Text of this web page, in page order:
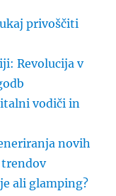
privoščiti
Revolucija v
vodiči in
novih
ali glamping?